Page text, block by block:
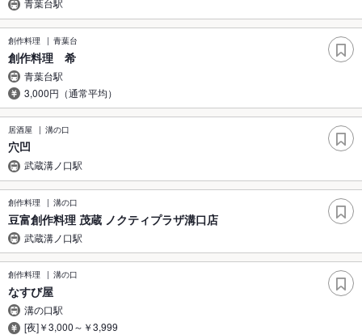
青葉台駅
創作料理 青葉台
創作料理 希
青葉台駅
3,000円（通常平均）
居酒屋 溝の口
穴凹
武蔵溝ノ口駅
創作料理 溝の口
豆富創作料理 茂蔵 ノクティプラザ溝口店
武蔵溝ノ口駅
創作料理 溝の口
なすび屋
溝の口駅
[夜]￥3,000～￥3,999